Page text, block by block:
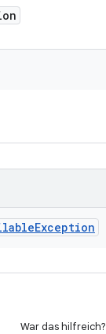
Exception
War das hilfreich?